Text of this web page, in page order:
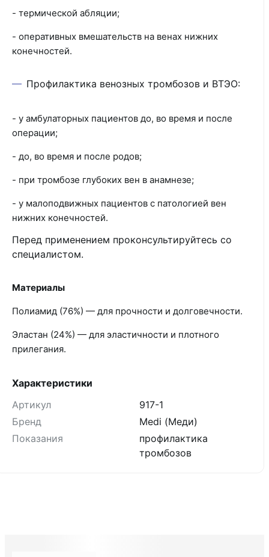
- термической абляции;
- оперативных вмешательств на венах нижних
конечностей.
Профилактика венозных тромбозов и ВТЭО:
- у амбулаторных пациентов до, во время и после
операции;
- до, во время и после родов;
- при тромбозе глубоких вен в анамнезе;
- у малоподвижных пациентов с патологией вен
нижних конечностей.
Перед применением проконсультируйтесь со
специалистом.
Материалы
Полиамид (76%) — для прочности и долговечности.
Эластан (24%) — для эластичности и плотного
прилегания.
Характеристики
Артикул
917-1
Бренд
Medi (Меди)
Показания
профилактика
тромбозов